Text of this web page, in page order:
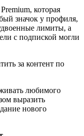
которая
значок у профиля,
лимиты, а
с подпиской могли
любимого
выразить
нового